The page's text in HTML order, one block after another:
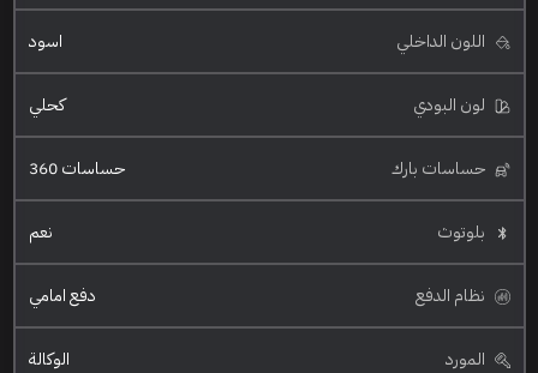
اللون الداخلي اسود
لون البودي كحلي
حساسات بارك حساسات 360
بلوتوث نعم
نظام الدفع دفع امامي
المورد الوكالة